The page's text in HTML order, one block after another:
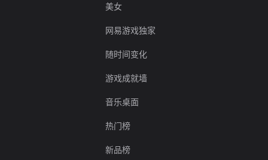
美女
网易游戏独家
随时间变化
游戏成就墙
音乐桌面
热门榜
新品榜